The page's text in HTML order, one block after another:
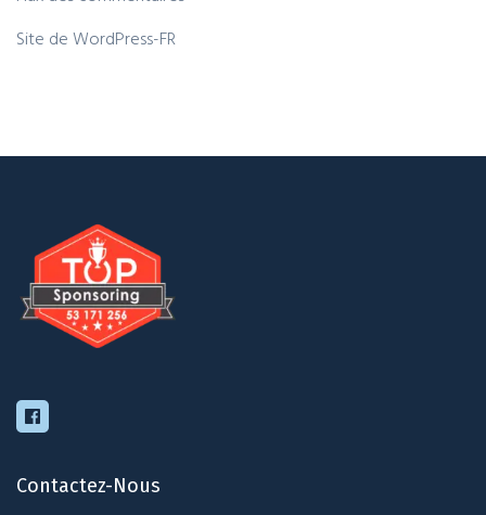
Site de WordPress-FR
Contactez-Nous